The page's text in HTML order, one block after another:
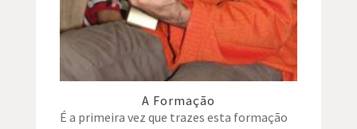
A Formação
É a primeira vez que trazes esta formação